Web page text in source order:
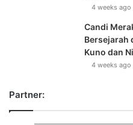
4 weeks ago
Candi
Bersejarah
Kuno dan
4 weeks ago
Partner: